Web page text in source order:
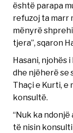
është parapa
refuzoj ta marr
mënyrë
tjera”, sqaron
Hasani, njohës
dhe njëherë se
Thaçi e Kurti, e
konsultë.
“Nuk ka
të nisin